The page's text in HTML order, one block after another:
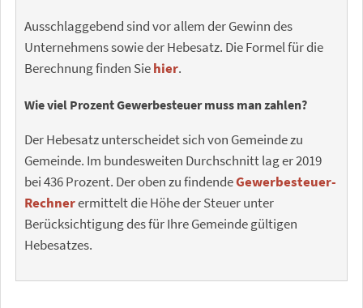
Ausschlaggebend sind vor allem der Gewinn des
Unternehmens sowie der Hebesatz. Die Formel für die
Berechnung finden Siehier.
Wie viel Prozent Gewerbesteuer muss man zahlen?
Der Hebesatz unterscheidet sich von Gemeinde zu
Gemeinde. Im bundesweiten Durchschnitt lag er 2019
bei 436 Prozent. Der oben zu findendeGewerbesteuer-
Rechnerermittelt die Höhe der Steuer unter
Berücksichtigung des für Ihre Gemeinde gültigen
Hebesatzes.